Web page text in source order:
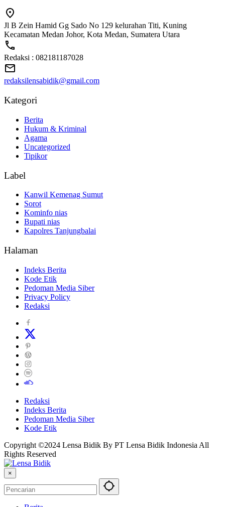
Jl B Zein Hamid Gg Sado No 129 kelurahan Titi, Kuning
Kecamatan Medan Johor, Kota Medan, Sumatera Utara
Redaksi : 082181187028
redaksilensabidik@gmail.com
Kategori
Berita
Hukum & Kriminal
Agama
Uncategorized
Tipikor
Label
Kanwil Kemenag Sumut
Sorot
Kominfo nias
Bupati nias
Kapolres Tanjungbalai
Halaman
Indeks Berita
Kode Etik
Pedoman Media Siber
Privacy Policy
Redaksi
Redaksi
Indeks Berita
Pedoman Media Siber
Kode Etik
Copyright ©2024 Lensa Bidik By PT Lensa Bidik Indonesia All
Rights Reserved
×